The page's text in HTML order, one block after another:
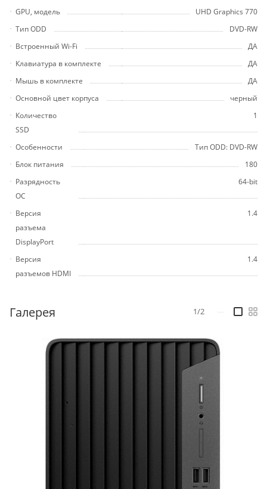
GPU, модель
UHD Graphics 770
Тип ODD
DVD-RW
Встроенный Wi-Fi
ДА
Клавиатура в комплекте
ДА
Мышь в комплекте
ДА
Основной цвет корпуса
черный
Количество
SSD
1
Особенности
Тип ODD: DVD-RW
Блок питания
180
Разрядность
ОС
64-bit
Версия
разъема
DisplayPort
1.4
Версия
разъемов HDMI
1.4
Галерея 1/2